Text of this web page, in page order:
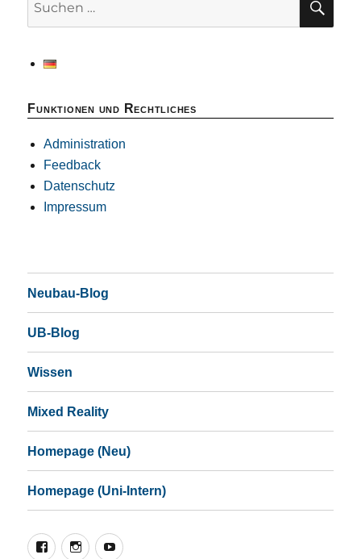
Funktionen und Rechtliches
Administration
Feedback
Datenschutz
Impressum
Neubau-Blog
UB-Blog
Wissen
Mixed Reality
Homepage (Neu)
Homepage (Uni-Intern)
FacebookInstagramYouTube